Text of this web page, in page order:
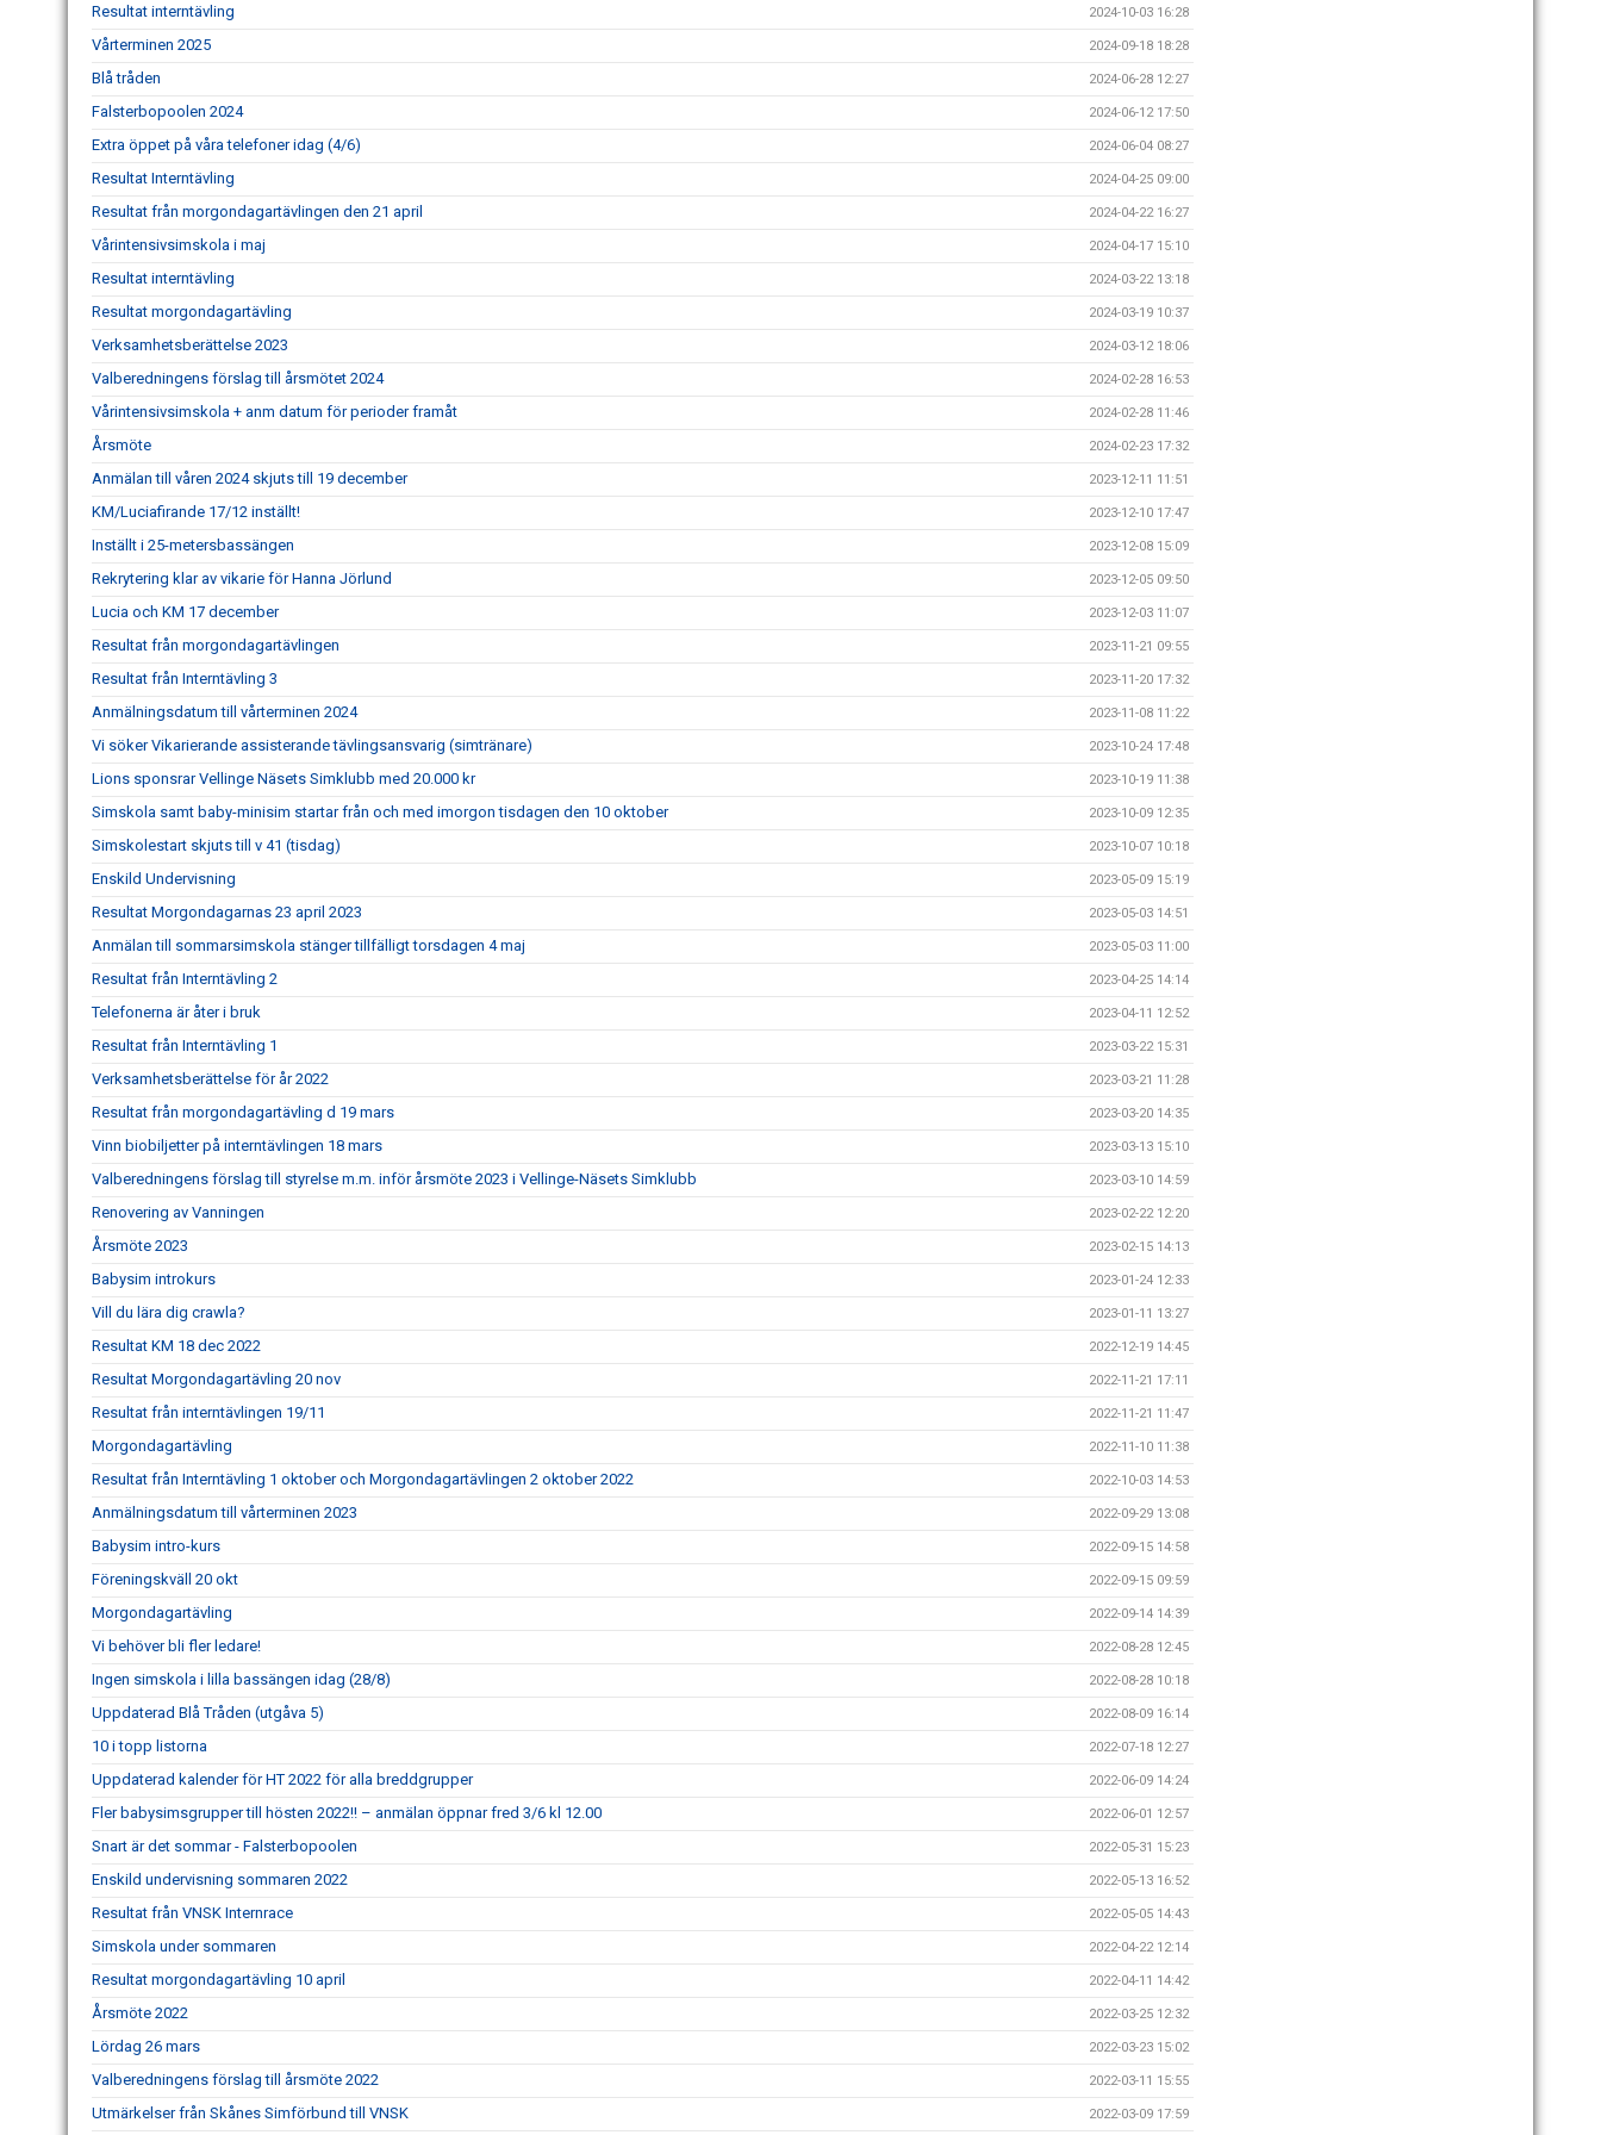
Resultat interntävling 2024-10-03 16:28
Vårterminen 2025 2024-09-18 18:28
Blå tråden 2024-06-28 12:27
Falsterbopoolen 2024 2024-06-12 17:50
Extra öppet på våra telefoner idag (4/6) 2024-06-04 08:27
Resultat Interntävling 2024-04-25 09:00
Resultat från morgondagartävlingen den 21 april 2024-04-22 16:27
Vårintensivsimskola i maj 2024-04-17 15:10
Resultat interntävling 2024-03-22 13:18
Resultat morgondagartävling 2024-03-19 10:37
Verksamhetsberättelse 2023 2024-03-12 18:06
Valberedningens förslag till årsmötet 2024 2024-02-28 16:53
Vårintensivsimskola + anm datum för perioder framåt 2024-02-28 11:46
Årsmöte 2024-02-23 17:32
Anmälan till våren 2024 skjuts till 19 december 2023-12-11 11:51
KM/Luciafirande 17/12 inställt! 2023-12-10 17:47
Inställt i 25-metersbassängen 2023-12-08 15:09
Rekrytering klar av vikarie för Hanna Jörlund 2023-12-05 09:50
Lucia och KM 17 december 2023-12-03 11:07
Resultat från morgondagartävlingen 2023-11-21 09:55
Resultat från Interntävling 3 2023-11-20 17:32
Anmälningsdatum till vårterminen 2024 2023-11-08 11:22
Vi söker Vikarierande assisterande tävlingsansvarig (simtränare) 2023-10-24 17:48
Lions sponsrar Vellinge Näsets Simklubb med 20.000 kr 2023-10-19 11:38
Simskola samt baby-minisim startar från och med imorgon tisdagen den 10 oktober 2023-10-09 12:35
Simskolestart skjuts till v 41 (tisdag) 2023-10-07 10:18
Enskild Undervisning 2023-05-09 15:19
Resultat Morgondagarnas 23 april 2023 2023-05-03 14:51
Anmälan till sommarsimskola stänger tillfälligt torsdagen 4 maj 2023-05-03 11:00
Resultat från Interntävling 2 2023-04-25 14:14
Telefonerna är åter i bruk 2023-04-11 12:52
Resultat från Interntävling 1 2023-03-22 15:31
Verksamhetsberättelse för år 2022 2023-03-21 11:28
Resultat från morgondagartävling d 19 mars 2023-03-20 14:35
Vinn biobiljetter på interntävlingen 18 mars 2023-03-13 15:10
Valberedningens förslag till styrelse m.m. inför årsmöte 2023 i Vellinge-Näsets Simklubb 2023-03-10 14:59
Renovering av Vanningen 2023-02-22 12:20
Årsmöte 2023 2023-02-15 14:13
Babysim introkurs 2023-01-24 12:33
Vill du lära dig crawla? 2023-01-11 13:27
Resultat KM 18 dec 2022 2022-12-19 14:45
Resultat Morgondagartävling 20 nov 2022-11-21 17:11
Resultat från interntävlingen 19/11 2022-11-21 11:47
Morgondagartävling 2022-11-10 11:38
Resultat från Interntävling 1 oktober och Morgondagartävlingen 2 oktober 2022 2022-10-03 14:53
Anmälningsdatum till vårterminen 2023 2022-09-29 13:08
Babysim intro-kurs 2022-09-15 14:58
Föreningskväll 20 okt 2022-09-15 09:59
Morgondagartävling 2022-09-14 14:39
Vi behöver bli fler ledare! 2022-08-28 12:45
Ingen simskola i lilla bassängen idag (28/8) 2022-08-28 10:18
Uppdaterad Blå Tråden (utgåva 5) 2022-08-09 16:14
10 i topp listorna 2022-07-18 12:27
Uppdaterad kalender för HT 2022 för alla breddgrupper 2022-06-09 14:24
Fler babysimsgrupper till hösten 2022!! – anmälan öppnar fred 3/6 kl 12.00 2022-06-01 12:57
Snart är det sommar - Falsterbopoolen 2022-05-31 15:23
Enskild undervisning sommaren 2022 2022-05-13 16:52
Resultat från VNSK Internrace 2022-05-05 14:43
Simskola under sommaren 2022-04-22 12:14
Resultat morgondagartävling 10 april 2022-04-11 14:42
Årsmöte 2022 2022-03-25 12:32
Lördag 26 mars 2022-03-23 15:02
Valberedningens förslag till årsmöte 2022 2022-03-11 15:55
Utmärkelser från Skånes Simförbund till VNSK 2022-03-09 17:59